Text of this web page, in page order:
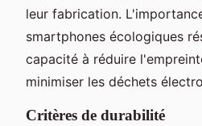
leur fabrication.
smartphones écologiques
capacité à réduire
minimiser les déchets
Critères de durabilité